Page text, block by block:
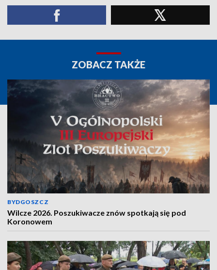
ZOBACZ TAKŻE
BYDGOSZCZ
Wilcze 2026. Poszukiwacze znów spotkają się pod
Koronowem